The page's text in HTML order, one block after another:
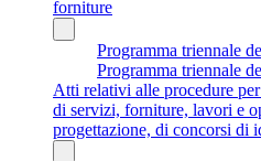
forniture
Programma triennale
Programma triennale
Atti relativi alle procedure
di servizi, forniture, lavori e
progettazione, di concorsi di